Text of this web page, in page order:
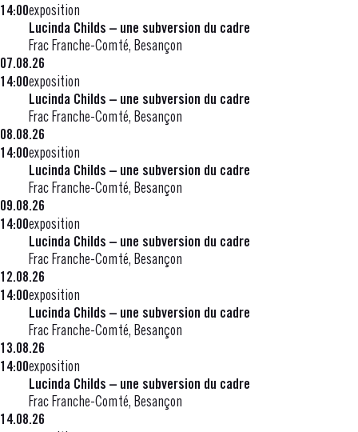
14:00exposition
Lucinda Childs – une subversion du cadre
Frac Franche-Comté, Besançon
07.08.26
14:00exposition
Lucinda Childs – une subversion du cadre
Frac Franche-Comté, Besançon
08.08.26
14:00exposition
Lucinda Childs – une subversion du cadre
Frac Franche-Comté, Besançon
09.08.26
14:00exposition
Lucinda Childs – une subversion du cadre
Frac Franche-Comté, Besançon
12.08.26
14:00exposition
Lucinda Childs – une subversion du cadre
Frac Franche-Comté, Besançon
13.08.26
14:00exposition
Lucinda Childs – une subversion du cadre
Frac Franche-Comté, Besançon
14.08.26